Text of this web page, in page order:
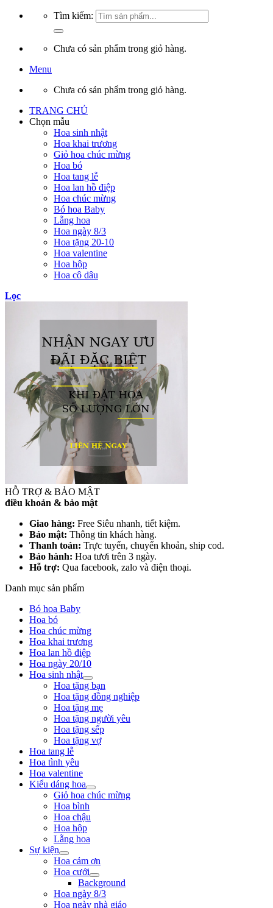
Tìm kiếm:
Chưa có sản phẩm trong giỏ hàng.
Menu
Chưa có sản phẩm trong giỏ hàng.
TRANG CHỦ
Chọn mẫu
Hoa sinh nhật
Hoa khai trương
Giỏ hoa chúc mừng
Hoa bó
Hoa tang lễ
Hoa lan hồ điệp
Hoa chúc mừng
Bó hoa Baby
Lẵng hoa
Hoa ngày 8/3
Hoa tặng 20-10
Hoa valentine
Hoa hộp
Hoa cô dâu
Lọc
HỖ TRỢ & BẢO MẬT
điều khoản & bảo mật
Giao hàng: Free Siêu nhanh, tiết kiệm.
Bảo mật: Thông tin khách hàng.
Thanh toán: Trực tuyến, chuyển khoản, ship cod.
Bảo hành: Hoa tươi trên 3 ngày.
Hỗ trợ: Qua facebook, zalo và điện thoại.
Danh mục sản phẩm
Bó hoa Baby
Hoa bó
Hoa chúc mừng
Hoa khai trương
Hoa lan hồ điệp
Hoa ngày 20/10
Hoa sinh nhật
Hoa tặng bạn
Hoa tặng đồng nghiệp
Hoa tặng mẹ
Hoa tặng người yêu
Hoa tặng sếp
Hoa tặng vợ
Hoa tang lễ
Hoa tình yêu
Hoa valentine
Kiểu dáng hoa
Giỏ hoa chúc mừng
Hoa bình
Hoa chậu
Hoa hộp
Lẵng hoa
Sự kiện
Hoa cảm ơn
Hoa cưới
Background
Hoa ngày 8/3
Hoa ngày nhà giáo